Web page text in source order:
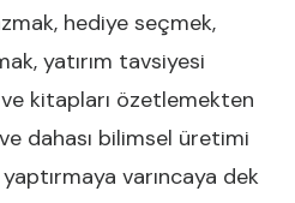
hediye seçmek,
yatırım tavsiyesi
kitapları özetlemekten
dahası bilimsel üretimi
varıncaya dek